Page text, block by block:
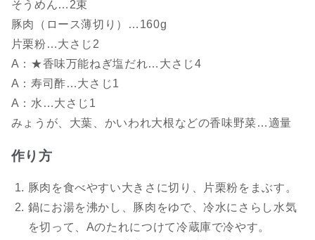
そうめん…2束
豚肉（ロース薄切り）…160g
片栗粉…大さじ2
A：★香味万能ねぎ塩だれ…大さじ4
A：寿司酢…大さじ1
A：水…大さじ1
みょうが、大葉、かいわれ大根などの香味野菜…適量
作り方
豚肉を食べやすい大きさに切り、片栗粉をまぶす。
鍋にお湯を沸かし、豚肉をゆで、冷水にさらし水気
を切って、Aのたれにつけて冷蔵庫で冷やす。